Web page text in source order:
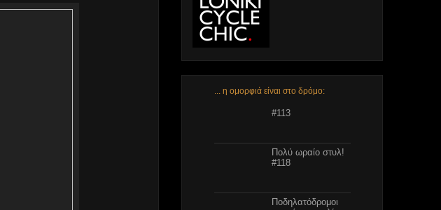
... η ομορφιά είναι στο δρόμο:
Πολύ ωραίο στυλ!
Πολύ ωραίο στυλ!